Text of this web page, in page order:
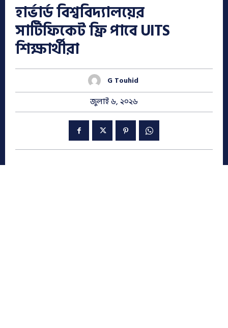
হার্ভার্ড বিশ্ববিদ্যালয়ের
সার্টিফিকেট ফ্রি পাবে UITS
শিক্ষার্থীরা
G Touhid
জুলাই ৬, ২০২৬